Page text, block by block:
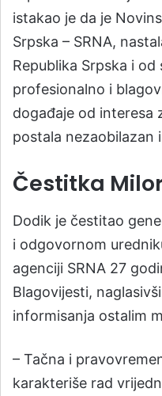
istakao je da je
Srpska – SRNA,
Republika Srpska i
profesionalno i
događaje od interesa
postala nezaobilazan
Čestitka
Dodik je čestitao
i odgovornom
agenciji SRNA 27
Blagovijesti,
informisanja ostalim
– Tačna i
karakteriše rad